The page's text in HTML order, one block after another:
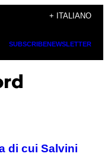
+ ITALIANO
SUBSCRIBENEWSLETTER
di cui Salvini